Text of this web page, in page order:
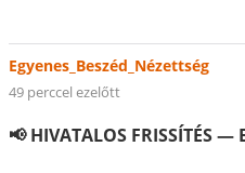
Egyenes_Beszéd_Nézettség
49 perccel ezelőtt
📢 HIVATALOS FRISSÍTÉS